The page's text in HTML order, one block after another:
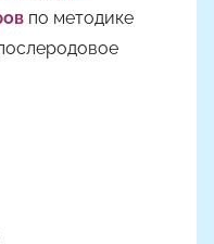
по методике